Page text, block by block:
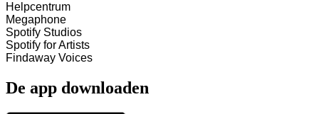
Helpcentrum
Megaphone
Spotify Studios
Spotify for Artists
Findaway Voices
De app downloaden